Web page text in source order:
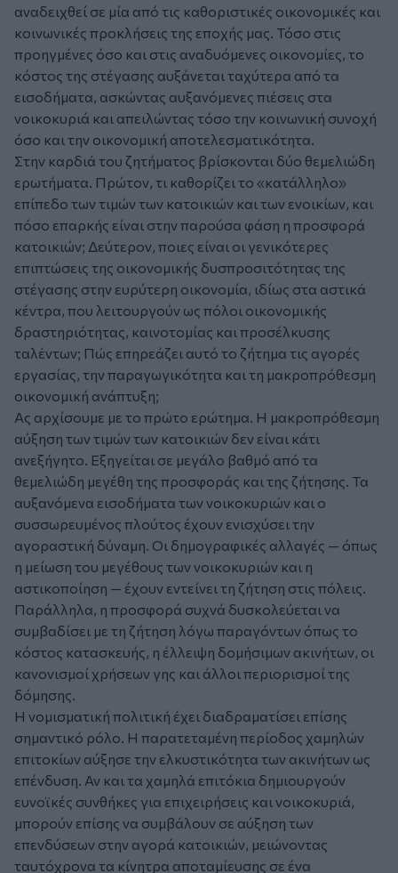
αναδειχθεί σε μία από τις καθοριστικές οικονομικές και
κοινωνικές προκλήσεις της εποχής μας. Τόσο στις
προηγμένες όσο και στις αναδυόμενες οικονομίες, το
κόστος της στέγασης αυξάνεται ταχύτερα από τα
εισοδήματα, ασκώντας αυξανόμενες πιέσεις στα
νοικοκυριά και απειλώντας τόσο την κοινωνική συνοχή
όσο και την οικονομική αποτελεσματικότητα.
Στην καρδιά του ζητήματος βρίσκονται δύο θεμελιώδη
ερωτήματα. Πρώτον, τι καθορίζει το «κατάλληλο»
επίπεδο των τιμών των κατοικιών και των ενοικίων, και
πόσο επαρκής είναι στην παρούσα φάση η προσφορά
κατοικιών; Δεύτερον, ποιες είναι οι γενικότερες
επιπτώσεις της οικονομικής δυσπροσιτότητας της
στέγασης στην ευρύτερη οικονομία, ιδίως στα αστικά
κέντρα, που λειτουργούν ως πόλοι οικονομικής
δραστηριότητας, καινοτομίας και προσέλκυσης
ταλέντων; Πώς επηρεάζει αυτό το ζήτημα τις αγορές
εργασίας, την παραγωγικότητα και τη μακροπρόθεσμη
οικονομική ανάπτυξη;
Ας αρχίσουμε με το πρώτο ερώτημα. Η μακροπρόθεσμη
αύξηση των τιμών των κατοικιών δεν είναι κάτι
ανεξήγητο. Εξηγείται σε μεγάλο βαθμό από τα
θεμελιώδη μεγέθη της προσφοράς και της ζήτησης. Τα
αυξανόμενα εισοδήματα των νοικοκυριών και ο
συσσωρευμένος πλούτος έχουν ενισχύσει την
αγοραστική δύναμη. Οι δημογραφικές αλλαγές — όπως
η μείωση του μεγέθους των νοικοκυριών και η
αστικοποίηση — έχουν εντείνει τη ζήτηση στις πόλεις.
Παράλληλα, η προσφορά συχνά δυσκολεύεται να
συμβαδίσει με τη ζήτηση λόγω παραγόντων όπως το
κόστος κατασκευής, η έλλειψη δομήσιμων ακινήτων, οι
κανονισμοί χρήσεων γης και άλλοι περιορισμοί της
δόμησης.
Η νομισματική πολιτική έχει διαδραματίσει επίσης
σημαντικό ρόλο. Η παρατεταμένη περίοδος χαμηλών
επιτοκίων αύξησε την ελκυστικότητα των ακινήτων ως
επένδυση. Αν και τα χαμηλά επιτόκια δημιουργούν
ευνοϊκές συνθήκες για επιχειρήσεις και νοικοκυριά,
μπορούν επίσης να συμβάλουν σε αύξηση των
επενδύσεων στην αγορά κατοικιών, μειώνοντας
ταυτόχρονα τα κίνητρα αποταμίευσης σε ένα